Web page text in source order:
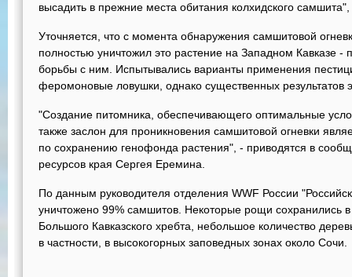
высадить в прежние места обитания колхидского
Уточняется, что с момента обнаружения самшитовой
полностью уничтожил это растение на Западном Кавказе -
борьбы с ним. Испытывались варианты применения
феромоновые ловушки, однако существенных результатов
"Создание питомника, обеспечивающего оптимальные
также заслон для проникновения самшитовой огневки
по сохранению генофонда растения", - приводятся в
ресурсов края Сергея Еремина.
По данным руководителя отделения WWF России
уничтожено 99% самшитов. Некоторые рощи сохранились
Большого Кавказского хребта, небольшое количество
в частности, в высокогорных заповедных зонах около Сочи.